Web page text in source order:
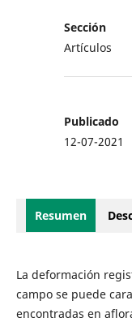
Sección
Artículos
Publicado
12-07-2021
Resumen
La deformación
campo se puede
encontradas en